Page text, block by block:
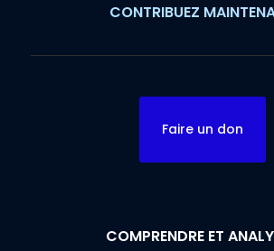
CONTRIBUEZ
Faire un don
COMPRENDRE ET